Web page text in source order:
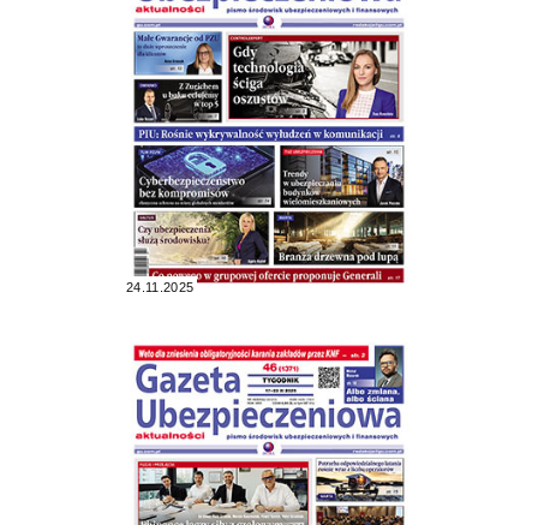
24.11.2025